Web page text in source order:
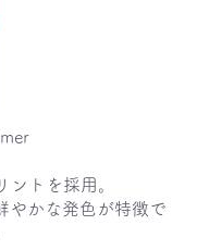
トを採用。
やかな発色が特徴で